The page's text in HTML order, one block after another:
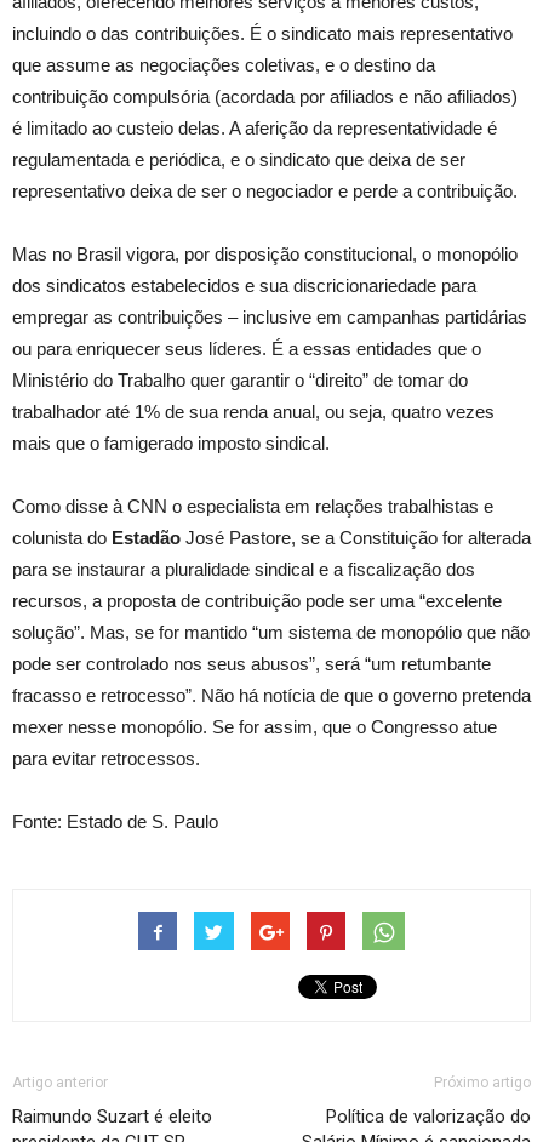
incluindo o das contribuições. É o sindicato mais representativo
que assume as negociações coletivas, e o destino da
contribuição compulsória (acordada por afiliados e não afiliados)
é limitado ao custeio delas. A aferição da representatividade é
regulamentada e periódica, e o sindicato que deixa de ser
representativo deixa de ser o negociador e perde a contribuição.
Mas no Brasil vigora, por disposição constitucional, o monopólio
dos sindicatos estabelecidos e sua discricionariedade para
empregar as contribuições – inclusive em campanhas partidárias
ou para enriquecer seus líderes. É a essas entidades que o
Ministério do Trabalho quer garantir o “direito” de tomar do
trabalhador até 1% de sua renda anual, ou seja, quatro vezes
mais que o famigerado imposto sindical.
Como disse à CNN o especialista em relações trabalhistas e
colunista do Estadão José Pastore, se a Constituição for alterada
para se instaurar a pluralidade sindical e a fiscalização dos
recursos, a proposta de contribuição pode ser uma “excelente
solução”. Mas, se for mantido “um sistema de monopólio que não
pode ser controlado nos seus abusos”, será “um retumbante
fracasso e retrocesso”. Não há notícia de que o governo pretenda
mexer nesse monopólio. Se for assim, que o Congresso atue
para evitar retrocessos.
Fonte: Estado de S. Paulo
Artigo anterior
Raimundo Suzart é eleito
Próximo artigo
Política de valorização do